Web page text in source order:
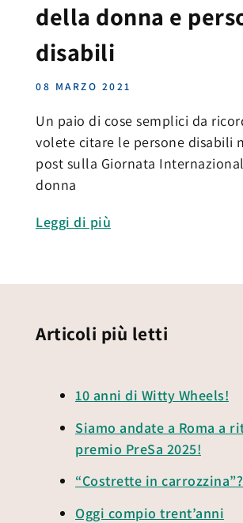
della donna e
disabili
08 MARZO 2021
Un paio di cose semplici da
volete citare le persone disabili
post sulla Giornata
donna
Leggi di più
Articoli più letti
10 anni di Witty Wheels!
Siamo andate a Roma a
premio PreSa 2025!
“Costrette in carrozzina”?
Oggi compio trent’anni